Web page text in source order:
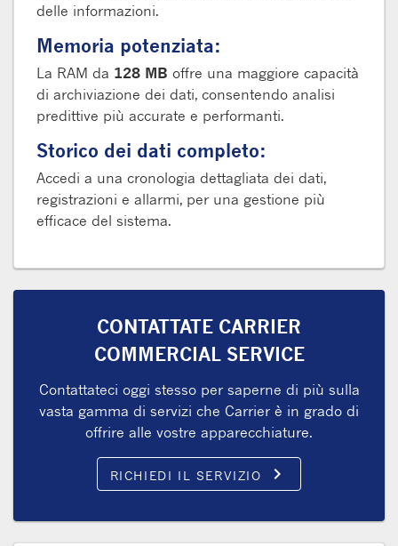
delle informazioni.
Memoria potenziata:
La RAM da 128 MB offre una maggiore capacità
di archiviazione dei dati, consentendo analisi
predittive più accurate e performanti.
Storico dei dati completo:
Accedi a una cronologia dettagliata dei dati,
registrazioni e allarmi, per una gestione più
efficace del sistema.
CONTATTATE CARRIER
COMMERCIAL SERVICE
Contattateci oggi stesso per saperne di più sulla
vasta gamma di servizi che Carrier è in grado di
offrire alle vostre apparecchiature.
RICHIEDI IL SERVIZIO keyboard_arrow_right